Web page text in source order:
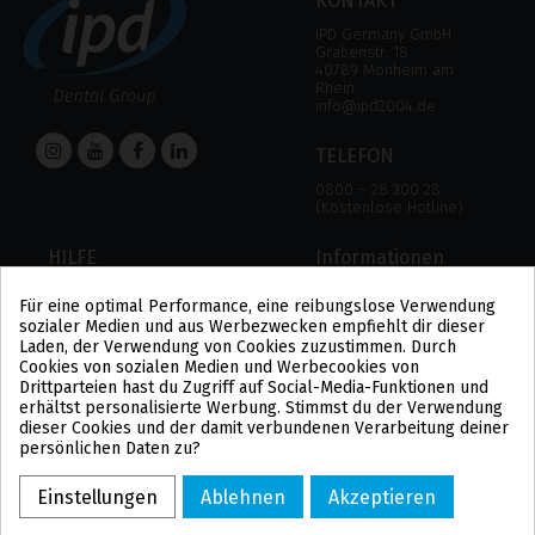
IPD Germany GmbH
Grabenstr. 18
40789 Monheim am
Rhein
info@ipd2004.de
TELEFON
0800 – 28 300 28
(Kostenlose Hotline)
HILFE
HILFE
ZAHLUNGSMODALITÄTEN
VERSAND UND RÜCKGABE
Informationen
RECHTLICHER HINWEIS
DATENSCHUTZBESTIMMUNGEN
COOKIE-POLITIK
ALLGEMEINE
GESCHÄFTSBEDINGUNGEN
US
PL
BE
ES
Für eine optimal Performance, eine reibungslose Verwendung
sozialer Medien und aus Werbezwecken empfiehlt dir dieser
Laden, der Verwendung von Cookies zuzustimmen. Durch
Cookies von sozialen Medien und Werbecookies von
Drittparteien hast du Zugriff auf Social-Media-Funktionen und
erhältst personalisierte Werbung. Stimmst du der Verwendung
dieser Cookies und der damit verbundenen Verarbeitung deiner
persönlichen Daten zu?
Einstellungen Ablehnen Akzeptieren